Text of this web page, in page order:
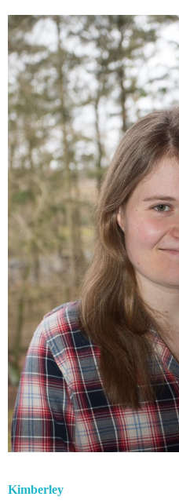
Kimberley